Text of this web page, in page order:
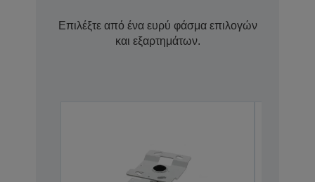
Επιλέξτε από ένα ευρύ φάσμα επιλογών
και εξαρτημάτων.